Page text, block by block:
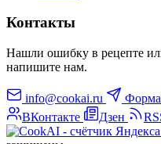
Контакты
Нашли ошибку в рецепте
напишите нам.
info@cookai.ru
Форма
ВКонтакте
Дзен